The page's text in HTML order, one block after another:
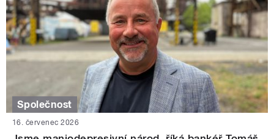
Společnost
16. červenec 2026